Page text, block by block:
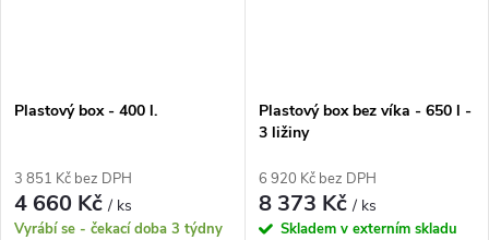
Plastový box - 400 l.
3 851 Kč bez DPH
4 660 Kč/ ks
Vyrábí se - čekací doba 3 týdny
Plastový box bez víka - 650 l -
3 ližiny
6 920 Kč bez DPH
8 373 Kč/ ks
Skladem v externím skladu